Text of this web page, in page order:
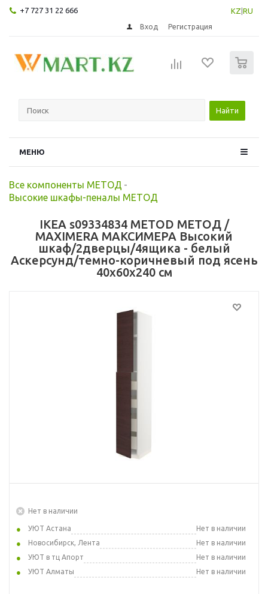
+7 727 31 22 666 KZ RU
Вход Регистрация
Найти
МЕНЮ
Все компоненты МЕТОД -
Высокие шкафы-пеналы МЕТОД
IKEA s09334834 METOD МЕТОД /
MAXIMERA МАКСИМЕРА Высокий
шкаф/2дверцы/4ящика - белый
Аскерсунд/темно-коричневый под ясень
40x60x240 см
Нет в наличии
УЮТ Астана
Нет в наличии
Новосибирск, Лента
Нет в наличии
УЮТ в тц Апорт
Нет в наличии
УЮТ Алматы
Нет в наличии